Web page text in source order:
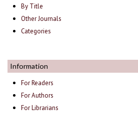
By Title
Other Journals
Categories
Information
For Readers
For Authors
For Librarians